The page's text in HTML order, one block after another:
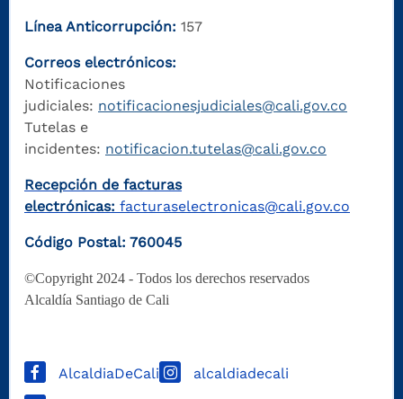
Línea Anticorrupción: 157
Correos electrónicos:
Notificaciones
judiciales: notificacionesjudiciales@cali.gov.co
Tutelas e
incidentes: notificacion.tutelas@cali.gov.co
Recepción de facturas
electrónicas: facturaselectronicas@cali.gov.co
Código Postal: 760045
©Copyright 2024 - Todos los derechos reservados
Alcaldía Santiago de Cali
AlcaldiaDeCali alcaldiadecali